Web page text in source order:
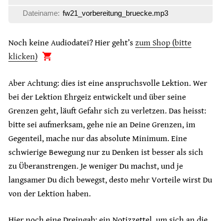
Dateiname: fw21_vorbereitung_bruecke.mp3
Noch keine Audiodatei? Hier geht’s zum Shop (bitte
klicken)
Aber Achtung: dies ist eine anspruchsvolle Lektion. Wer
bei der Lektion Ehrgeiz entwickelt und über seine
Grenzen geht, läuft Gefahr sich zu verletzen. Das heisst:
bitte sei aufmerksam, gehe nie an Deine Grenzen, im
Gegenteil, mache nur das absolute Minimum. Eine
schwierige Bewegung nur zu Denken ist besser als sich
zu Überanstrengen. Je weniger Du machst, und je
langsamer Du dich bewegst, desto mehr Vorteile wirst Du
von der Lektion haben.